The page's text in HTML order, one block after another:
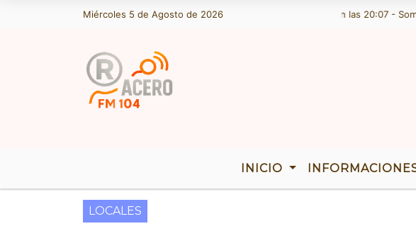
Miércoles 5 de Agosto de 2026
Hoy es Miércoles 5 de Agosto de 2026 y son las 20:07 - Somos
INICIO
LOCALES